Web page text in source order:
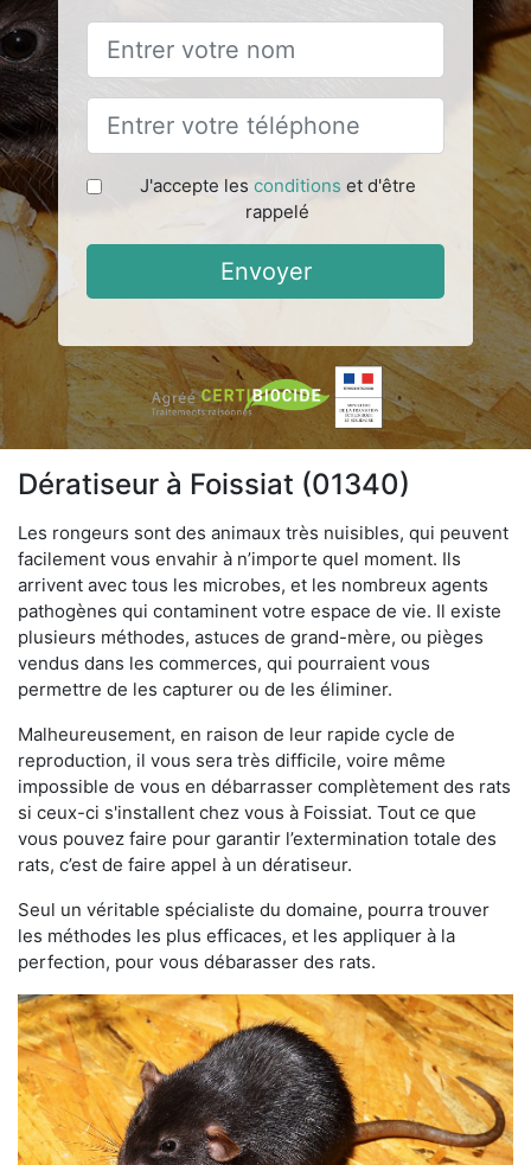
J'accepte les conditions et d'être
rappelé
Envoyer
Dératiseur à Foissiat (01340)
Les rongeurs sont des animaux très nuisibles, qui peuvent
facilement vous envahir à n’importe quel moment. Ils
arrivent avec tous les microbes, et les nombreux agents
pathogènes qui contaminent votre espace de vie. Il existe
plusieurs méthodes, astuces de grand-mère, ou pièges
vendus dans les commerces, qui pourraient vous
permettre de les capturer ou de les éliminer.
Malheureusement, en raison de leur rapide cycle de
reproduction, il vous sera très difficile, voire même
impossible de vous en débarrasser complètement des rats
si ceux-ci s'installent chez vous à Foissiat. Tout ce que
vous pouvez faire pour garantir l’extermination totale des
rats, c’est de faire appel à un dératiseur.
Seul un véritable spécialiste du domaine, pourra trouver
les méthodes les plus efficaces, et les appliquer à la
perfection, pour vous débarasser des rats.